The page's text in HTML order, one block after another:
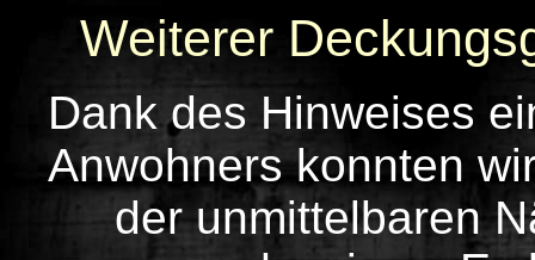
Weiterer
Dank des Hinweises
Anwohners konnten
der unmittelbaren